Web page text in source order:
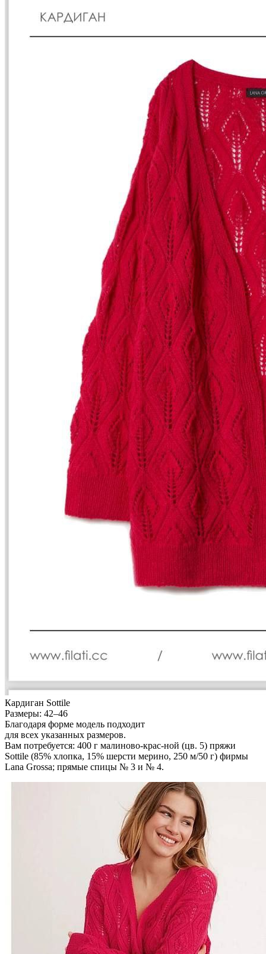
Кардиган Sottile
Размеры: 42–46
Благодаря форме модель подходит
для всех указанных размеров.
Вам потребуется: 400 г малиново-крас-ной (цв. 5) пряжи
Sottile (85% хлопка, 15% шерсти мерино, 250 м/50 г) фирмы
Lana Grossa; прямые спицы № 3 и № 4.